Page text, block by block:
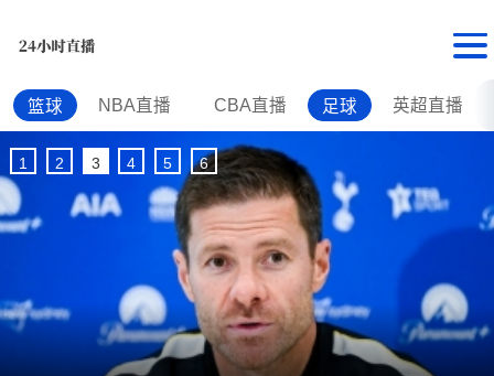
篮球 NBA直播 CBA直播 足球 英超直播
1 2 3 4 5 6